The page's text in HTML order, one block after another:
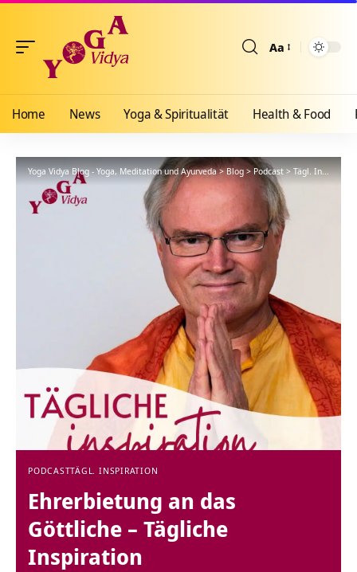
Aa
Home News Yoga & Spiritualität Health & Food
Yoga Vidya Blog - Yoga, Meditation und Ayurveda>Blog>Podcast>Tägl. Inspiration
PODCASTTÄGL. INSPIRATION
Ehrerbietung an das
Göttliche – Tägliche
Inspiration